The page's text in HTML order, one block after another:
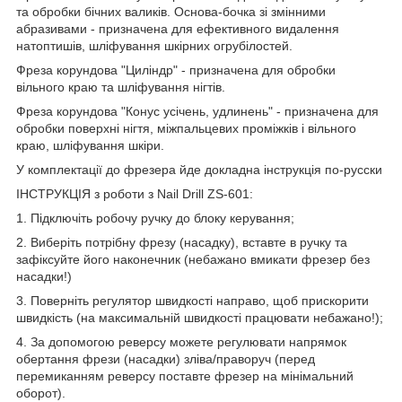
та обробки бічних валиків. Основа-бочка зі змінними
абразивами - призначена для ефективного видалення
натоптишів, шліфування шкірних огрубілостей.
Фреза корундова "Циліндр" - призначена для обробки
вільного краю та шліфування нігтів.
Фреза корундова "Конус усічень, удлинень" - призначена для
обробки поверхні нігтя, міжпальцевих проміжків і вільного
краю, шліфування шкіри.
У комплектації до фрезера йде докладна інструкція по-русски
ІНСТРУКЦІЯ з роботи з Nail Drill ZS-601:
1. Підключіть робочу ручку до блоку керування;
2. Виберіть потрібну фрезу (насадку), вставте в ручку та
зафіксуйте його наконечник (небажано вмикати фрезер без
насадки!)
3. Поверніть регулятор швидкості направо, щоб прискорити
швидкість (на максимальній швидкості працювати небажано!);
4. За допомогою реверсу можете регулювати напрямок
обертання фрези (насадки) зліва/праворуч (перед
перемиканням реверсу поставте фрезер на мінімальний
оборот).